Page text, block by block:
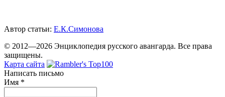
Автор статьи: Е.К.Симонова
© 2012—2026 Энциклопедия русского авангарда. Все права
защищены.
Карта сайта
Написать письмо
Имя *